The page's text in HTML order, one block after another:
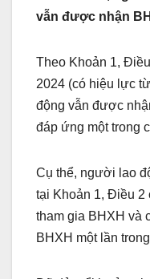
vẫn được nhận
Theo Khoản 1,
2024 (có hiệu lực
động vẫn được
đáp ứng một trong
Cụ thể, người lao
tại Khoản 1, Điều 2
tham gia BHXH và
BHXH một lần